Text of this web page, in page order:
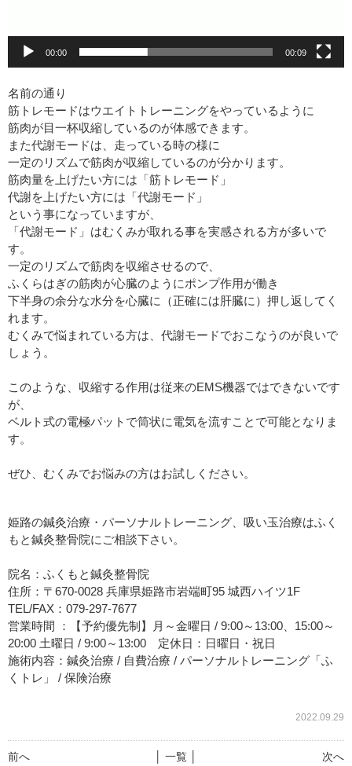
00:00 00:09
名前の通り
筋トレモードはウエイトトレーニングをやっているように
筋肉が目一杯収縮しているのが体感できます。
また代謝モードは、走っている時の様に
一定のリズムで筋肉が収縮しているのが分かります。
筋肉量を上げたい方には「筋トレモード」
代謝を上げたい方には「代謝モード」
という事になっていますが、
「代謝モード」はむくみが取れる事を実感される方が多いで
す。
一定のリズムで筋肉を収縮させるので、
ふくらはぎの筋肉が心臓のようにポンプ作用が働き
下半身の余分な水分を心臓に（正確には肝臓に）押し返してく
れます。
むくみで悩まれている方は、代謝モードでおこなうのが良いで
しょう。
このような、収縮する作用は従来のEMS機器ではできないです
が、
ベルト式の電極パットで筒状に電気を流すことで可能となりま
す。
ぜひ、むくみでお悩みの方はお試しください。
姫路の鍼灸治療・パーソナルトレーニング、吸い玉治療はふく
もと鍼灸整骨院にご相談下さい。
院名：ふくもと鍼灸整骨院
住所：〒670-0028 兵庫県姫路市岩端町95 城西ハイツ1F
TEL/FAX：079-297-7677
営業時間 ：【予約優先制】月～金曜日 / 9:00～13:00、15:00～
20:00 土曜日 / 9:00～13:00 定休日：日曜日・祝日
施術内容：鍼灸治療 / 自費治療 / パーソナルトレーニング「ふ
くトレ」 / 保険治療
2022.09.29
前へ 次へ
│ 一覧 │